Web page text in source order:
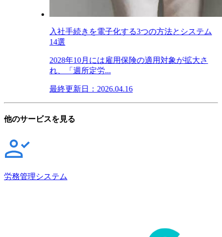
入社手続きを電子化する3つの方法とシステム
14選
2028年10月には雇用保険の適用対象が拡大さ
れ、「週所定労...
最終更新日：2026.04.16
他のサービスを見る
労務管理システム